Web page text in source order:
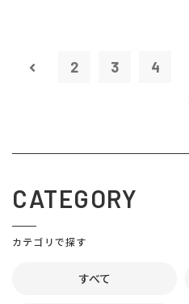
2 3 4
CATEGORY
カテゴリで探す
すべて